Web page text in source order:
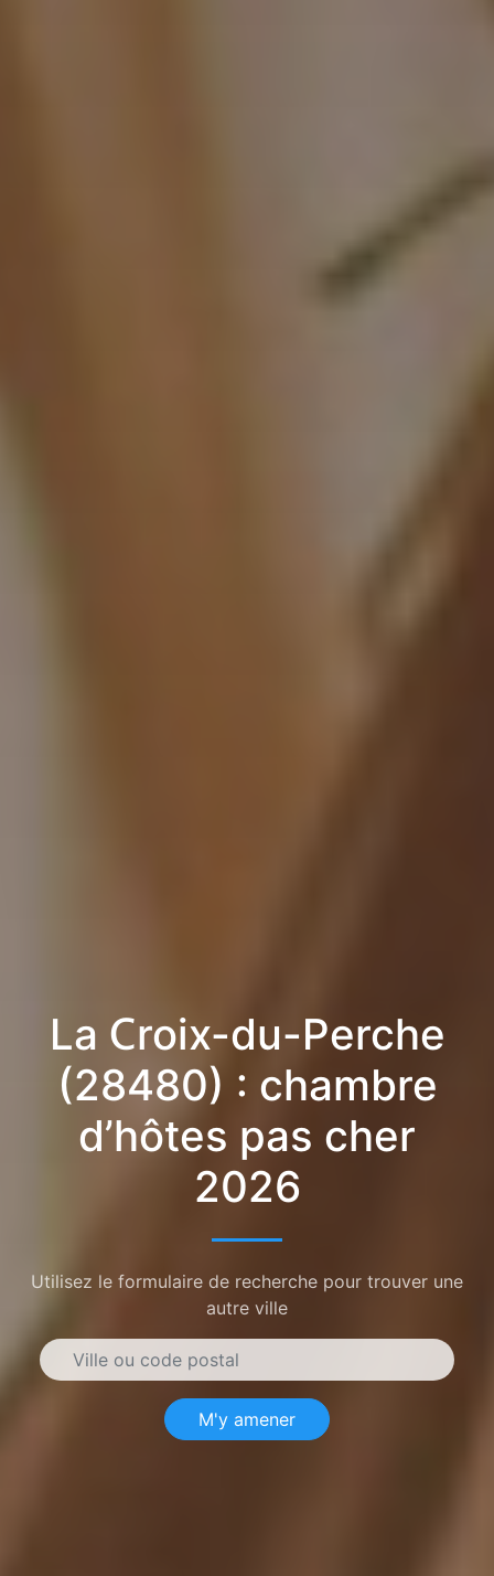
La Croix-du-Perche
(28480) : chambre
d’hôtes pas cher
2026
Utilisez le formulaire de recherche pour trouver une
autre ville
M'y amener